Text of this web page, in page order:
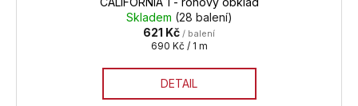
Skladem (28 balení)
621 Kč / balení
Měrná
690 Kč / 1 m
DETAIL